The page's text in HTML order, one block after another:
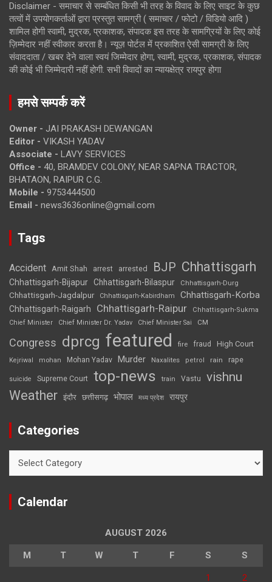
Disclaimer - समाचार से सम्बंधित किसी भी तरह के विवाद के लिए साइट के कुछ
तत्वों में उपयोगकर्ताओं द्वारा प्रस्तुत सामग्री ( समाचार / फोटो / विडियो आदि )
शामिल होगी स्वामी, मुद्रक, प्रकाशक, संपादक इस तरह के सामग्रियों के लिए कोई
ज़िम्मेदार नहीं स्वीकार करता है। न्यूज़ पोर्टल में प्रकाशित ऐसी सामग्री के लिए
संवाददाता / खबर देने वाला स्वयं जिम्मेदार होगा, स्वामी, मुद्रक, प्रकाशक, संपादक
की कोई भी जिम्मेदारी नहीं होगी. सभी विवादों का न्यायक्षेत्र रायपुर होगा
हमसे सम्पर्क करें
Owner - JAI PRAKASH DEWANGAN
Editor - VIKASH YADAV
Associate - LAVY SERVICES
Office - 40, BRAMDEV COLONY, NEAR SAPNA TRACTOR,
BHATAON, RAIPUR C.G.
Mobile - 9753444500
Email - news3636online@gmail.com
Tags
Accident Amit Shah arrest arrested BJP Chhattisgarh
Chhattisgarh-Bijapur Chhattisgarh-Bilaspur Chhattisgarh-Durg
Chhattisgarh-Jagdalpur Chhattisgarh-Kabirdham Chhattisgarh-Korba
Chhattisgarh-Raigarh Chhattisgarh-Raipur
Chhattisgarh-Sukma
Chief Minister
Chief Minister Dr. Yadav Chief Minister Sai CM
Congress dprcg featured fire fraud High Court
Kejriwal mohan Mohan Yadav Murder Naxalites petrol rain rape
suicide Supreme Court top-news train Vastu vishnu
Weather इंदौर छत्तीसगढ़ भोपाल मध्य प्रदेश रायपुर
Categories
Calendar
AUGUST 2026
M T W T F S S
1 2